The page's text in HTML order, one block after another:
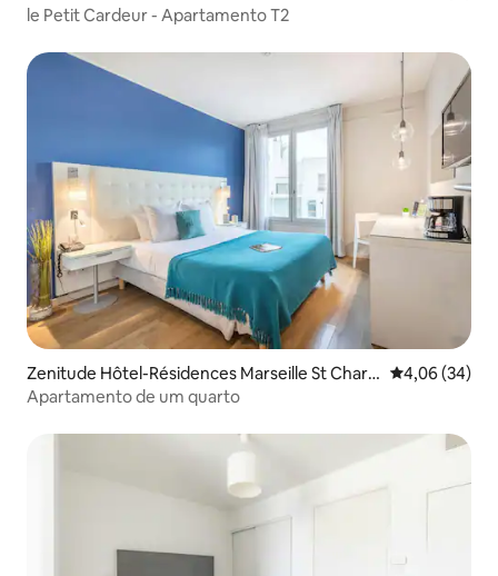
le Petit Cardeur - Apartamento T2
Zenitude Hôtel-Résidences Marseille St Charle
s
4,06 de uma
4,06 (34)
Apartamento de um quarto